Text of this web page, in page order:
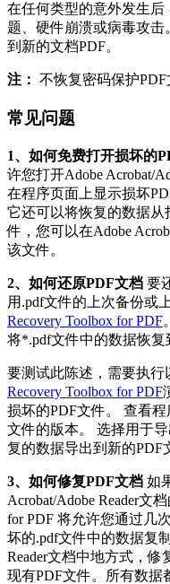
在任何类型的意外发生后
题、硬件崩溃或病毒攻击
到新的文档PDF。
注： 不恢复密码保护PDF
常见问题
1、如何免费打开损坏的
许您打开Adobe Acrobat/
在程序页面上显示损坏
它还可以将恢复的数据从
件，您可以在Adobe
该文件。
2、如何还原PDF文档 要
用.pdf文件的上次备份或
Recovery Toolbox for PDF。
将*.pdf文件中的数据恢复
要测试此陈述，需要执
Recovery Toolbox for PDF
损坏的PDF文件。 查看
文件的版本。 选择用于
复的数据导出到新的PDF
3、如何修复PDF文档 如
Acrobat/Adobe Reader文
for PDF 将允许您通过几
坏的.pdf文件中的数据复
Reader文档中地方式，
现有PDF文件。所有数据